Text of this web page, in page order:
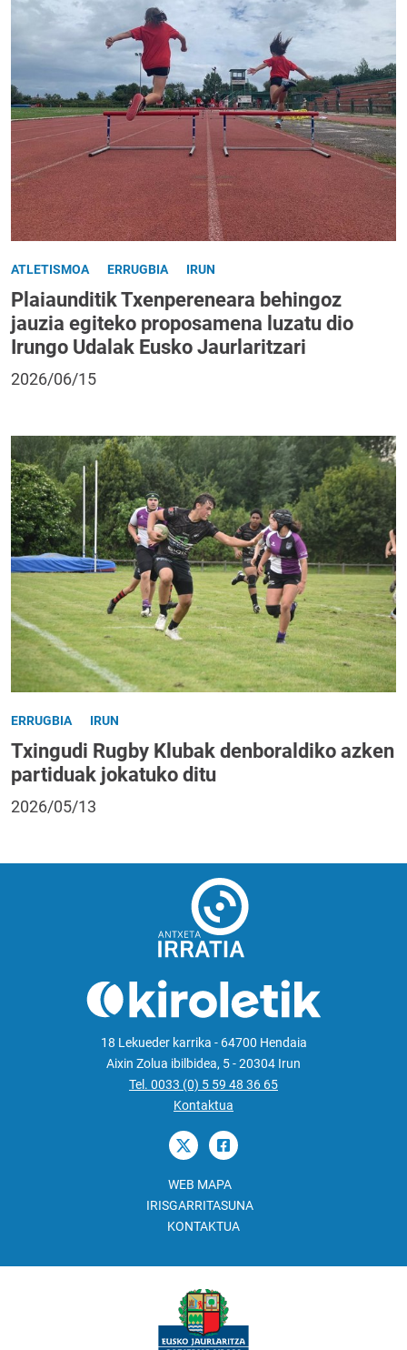
ATLETISMOA ERRUGBIA IRUN
Plaiaunditik Txenpereneara behingoz
jauzia egiteko proposamena luzatu dio
Irungo Udalak Eusko Jaurlaritzari
2026/06/15
ERRUGBIA IRUN
Txingudi Rugby Klubak denboraldiko azken
partiduak jokatuko ditu
2026/05/13
18 Lekueder karrika - 64700 Hendaia
Aixin Zolua ibilbidea, 5 - 20304 Irun
Tel. 0033 (0) 5 59 48 36 65
Kontaktua
WEB MAPA
IRISGARRITASUNA
KONTAKTUA